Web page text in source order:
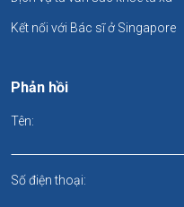
Kết nối với Bác sĩ ở Singapore
Phản hồi
Tên:
Số điện thoại: